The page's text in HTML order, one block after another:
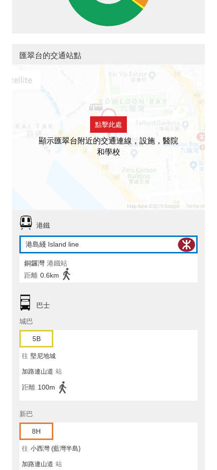
匯翠台的交通站點
點擊此處
顯示匯翠台附近的交通連線，設施，醫院
和學校
港鐵
港島綫 Island line
銅鑼灣 港鐵站
距離 0.6km
巴士
城巴
5B
往 堅尼地城
加路連山道 站
距離 100m
新巴
8H
往 小西灣 (藍灣半島)
加路連山道 站